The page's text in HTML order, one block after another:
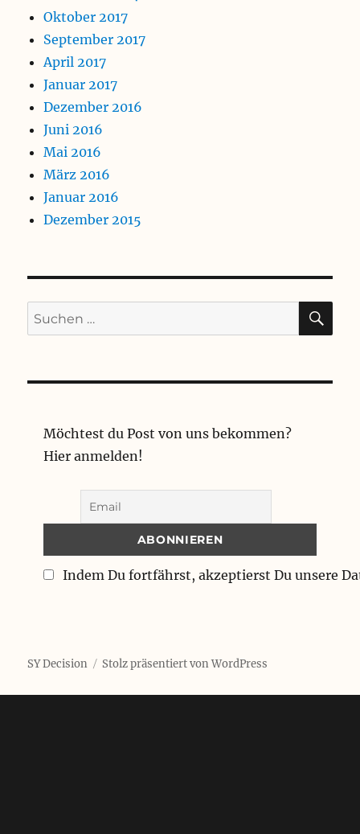
Oktober 2017
September 2017
April 2017
Januar 2017
Dezember 2016
Juni 2016
Mai 2016
März 2016
Januar 2016
Dezember 2015
Suchen
nach:
Möchtest du Post von uns bekommen?
Hier anmelden!
Indem Du fortfährst, akzeptierst Du unsere
SY Decision Stolz präsentiert von WordPress